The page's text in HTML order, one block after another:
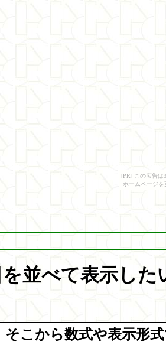
[PR] この広告は
ホームページを
並べて表示した
こから数式や表示形